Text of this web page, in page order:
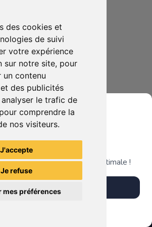
des cookies et
de suivi
votre expérience
sur notre site, pour
un contenu
des publicités
le trafic de
comprendre la
nos visiteurs.
J'accepte
Je refuse
mes préférences
Grenier du Geek
app pour une expérience optimale !
Télécharger l'app